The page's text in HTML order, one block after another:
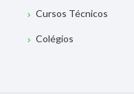
Cursos Técnicos
Colégios